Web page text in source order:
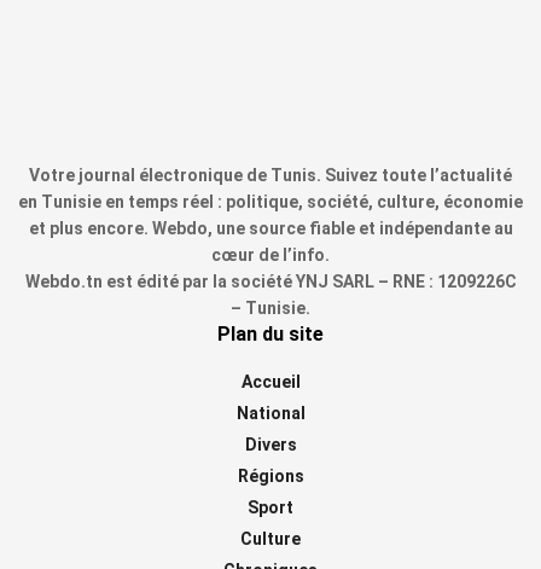
Votre journal électronique de Tunis. Suivez toute l’actualité
en Tunisie en temps réel : politique, société, culture, économie
et plus encore. Webdo, une source fiable et indépendante au
cœur de l’info.
Webdo.tn est édité par la société YNJ SARL – RNE : 1209226C
– Tunisie.
Plan du site
Accueil
National
Divers
Régions
Sport
Culture